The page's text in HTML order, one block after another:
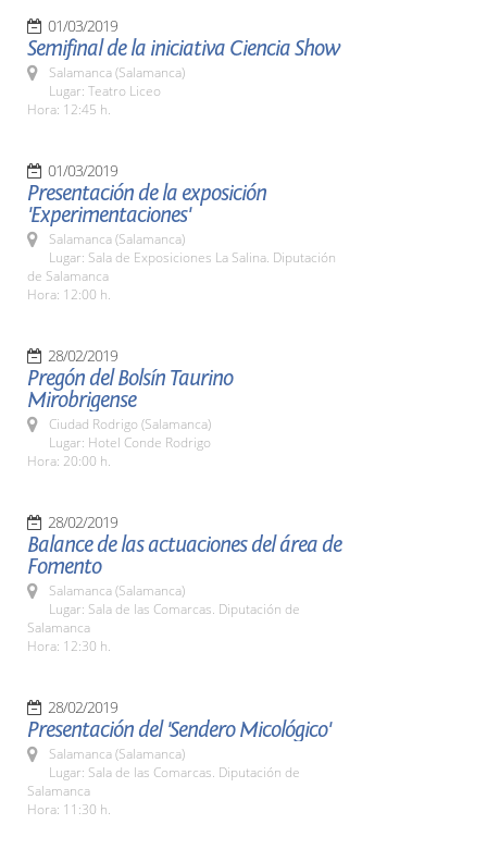
01/03/2019
Semifinal de la iniciativa Ciencia Show
Salamanca (Salamanca)
Lugar: Teatro Liceo
Hora: 12:45 h.
01/03/2019
Presentación de la exposición
'Experimentaciones'
Salamanca (Salamanca)
Lugar: Sala de Exposiciones La Salina. Diputación
de Salamanca
Hora: 12:00 h.
28/02/2019
Pregón del Bolsín Taurino
Mirobrigense
Ciudad Rodrigo (Salamanca)
Lugar: Hotel Conde Rodrigo
Hora: 20:00 h.
28/02/2019
Balance de las actuaciones del área de
Fomento
Salamanca (Salamanca)
Lugar: Sala de las Comarcas. Diputación de
Salamanca
Hora: 12:30 h.
28/02/2019
Presentación del 'Sendero Micológico'
Salamanca (Salamanca)
Lugar: Sala de las Comarcas. Diputación de
Salamanca
Hora: 11:30 h.